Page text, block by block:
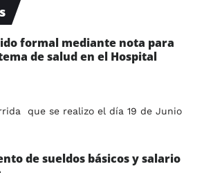
formal mediante nota para
de salud en el Hospital
que se realizo el día 19 de Junio
de sueldos básicos y salario